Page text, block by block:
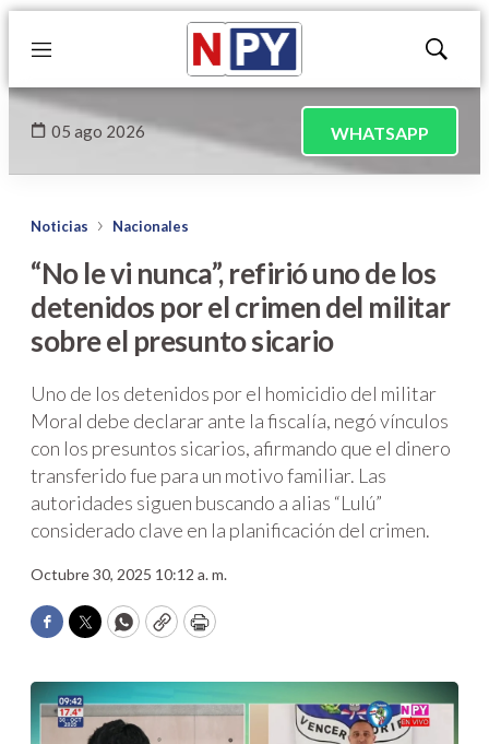
Menú
Mostrar
05 ago 2026 WHATSAPP
Noticias Nacionales
“No le vi nunca”, refirió uno de los
detenidos por el crimen del militar
sobre el presunto sicario
Uno de los detenidos por el homicidio del militar
Moral debe declarar ante la fiscalía, negó vínculos
con los presuntos sicarios, afirmando que el dinero
transferido fue para un motivo familiar. Las
autoridades siguen buscando a alias “Lulú”
considerado clave en la planificación del crimen.
Octubre 30, 2025 10:12 a. m.
Facebook
TwitterWhatsApp
CopyPrint